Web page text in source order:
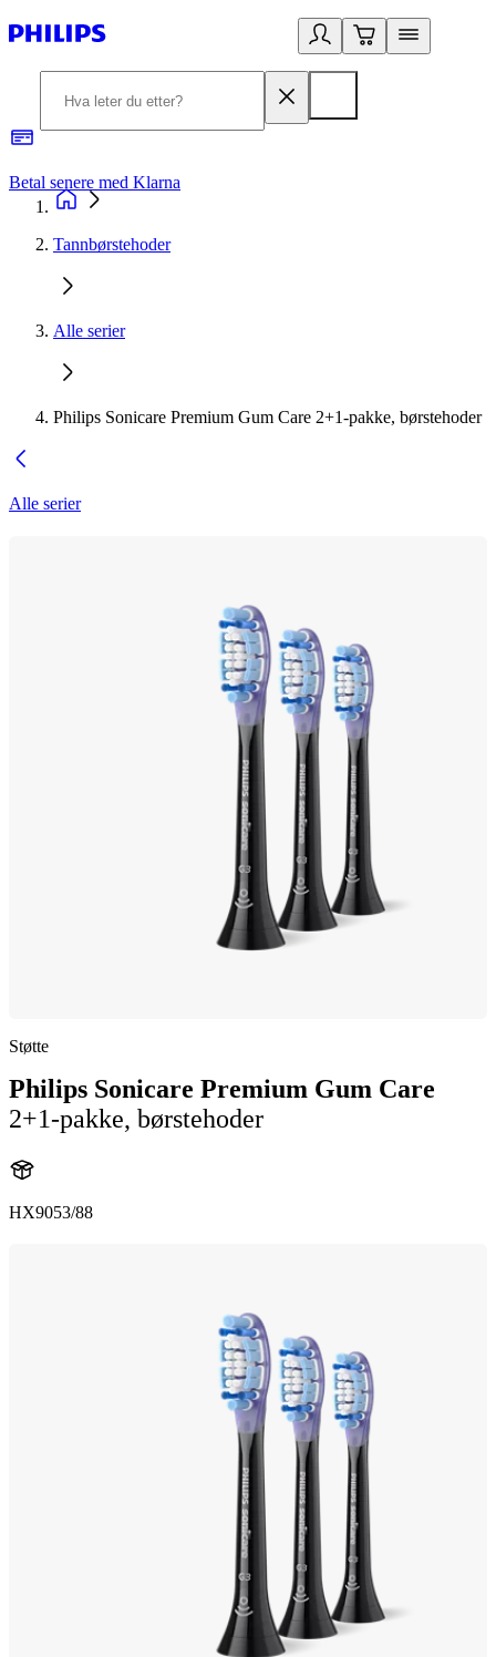
Betal senere med Klarna
Tannbørstehoder
Alle serier
Philips Sonicare Premium Gum Care 2+1-pakke, børstehoder
Alle serier
Støtte
Philips Sonicare Premium Gum Care
2+1-pakke, børstehoder
HX9053/88